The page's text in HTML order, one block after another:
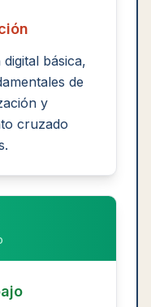
básica,
de
y
cruzado